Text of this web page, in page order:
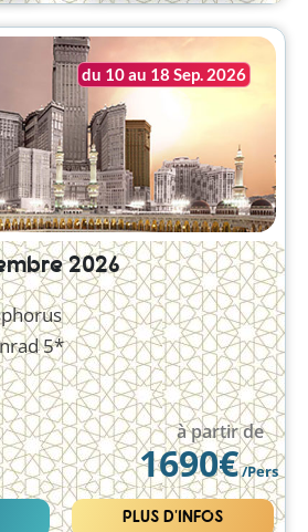
2026
5*
à partir de
1690€/Pers
du 10 au 18 Sep. 2026
PLUS D'INFOS